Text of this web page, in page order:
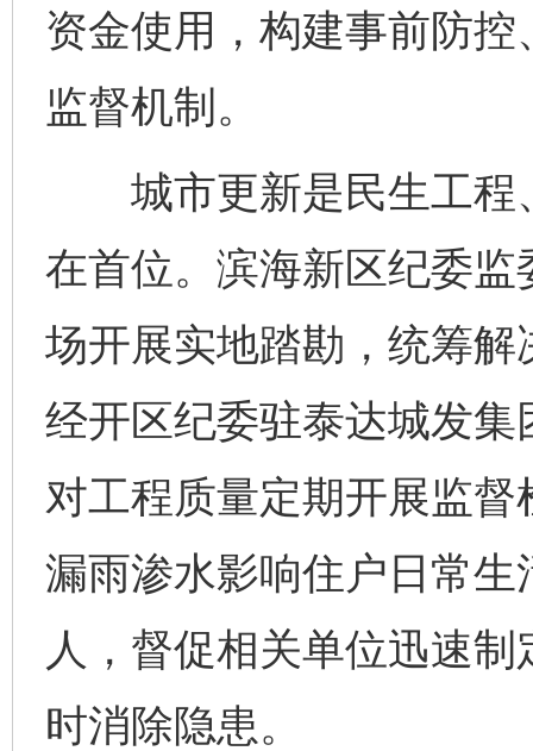
资金使用，构建事前防
监督机制。
城市更新是民生工程
在首位。滨海新区纪委
场开展实地踏勘，统筹
经开区纪委驻泰达城发
对工程质量定期开展监
漏雨渗水影响住户日常
人，督促相关单位迅速
时消除隐患。